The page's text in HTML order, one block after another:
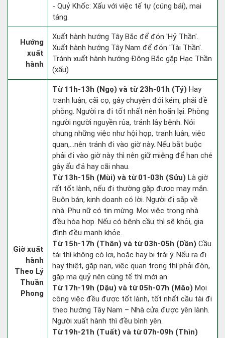
- Quỷ Khốc: Xấu với việc tế tự (cúng bái), mai
táng.
Hướng
xuất
hành
Xuất hành hướng Tây Bắc để đón 'Hỷ Thần'.
Xuất hành hướng Tây Nam để đón 'Tài Thần'.
Tránh xuất hành hướng Đông Bắc gặp Hạc Thần
(xấu)
Giờ xuất
hành
Theo Lý
Thuần
Phong
Từ 11h-13h (Ngọ) và từ 23h-01h (Tý) Hay
tranh luận, cãi cọ, gây chuyện đói kém, phải đề
phòng. Người ra đi tốt nhất nên hoãn lại. Phòng
người người nguyền rủa, tránh lây bệnh. Nói
chung những việc như hội họp, tranh luận, việc
quan,…nên tránh đi vào giờ này. Nếu bắt buộc
phải đi vào giờ này thì nên giữ miệng để hạn ché
gây ẩu đả hay cãi nhau.
Từ 13h-15h (Mùi) và từ 01-03h (Sửu) Là giờ
rất tốt lành, nếu đi thường gặp được may mắn.
Buôn bán, kinh doanh có lời. Người đi sắp về
nhà. Phụ nữ có tin mừng. Mọi việc trong nhà
đều hòa hợp. Nếu có bệnh cầu thì sẽ khỏi, gia
đình đều mạnh khỏe.
Từ 15h-17h (Thân) và từ 03h-05h (Dần) Cầu
tài thì không có lợi, hoặc hay bị trái ý. Nếu ra đi
hay thiệt, gặp nạn, việc quan trọng thì phải đòn,
gặp ma quỷ nên cúng tế thì mới an.
Từ 17h-19h (Dậu) và từ 05h-07h (Mão) Mọi
công việc đều được tốt lành, tốt nhất cầu tài đi
theo hướng Tây Nam – Nhà cửa được yên lành.
Người xuất hành thì đều bình yên.
Từ 19h-21h (Tuất) và từ 07h-09h (Thìn)